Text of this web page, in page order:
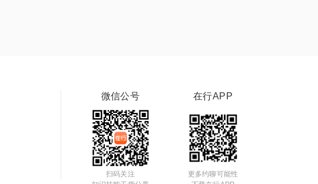
微信公号
扫码关注
在行APP
更多约聊可能性